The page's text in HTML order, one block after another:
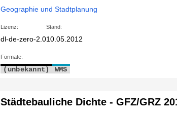
Geographie und Stadtplanung
Lizenz:
dl-de-zero-2.0
Stand:
10.05.2012
Formate:
(unbekannt) WMS
Städtebauliche Dichte - GFZ/GRZ